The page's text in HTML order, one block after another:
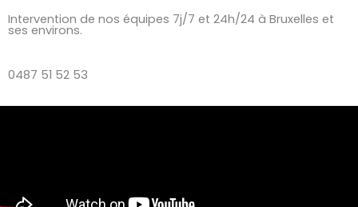
Intervention de nos équipes 7j/7 et 24h/24 à Bruxelles et
ses environs.
0487 51 52 53